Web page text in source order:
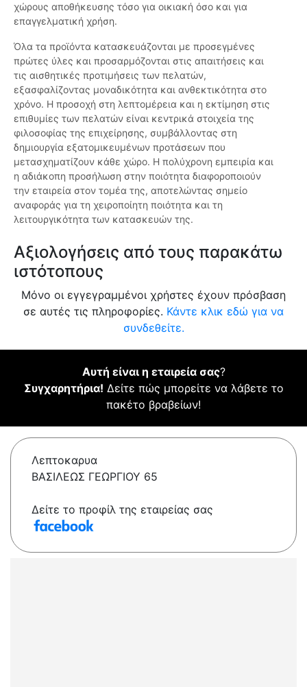
χώρους αποθήκευσης τόσο για οικιακή όσο και για
επαγγελματική χρήση.
Όλα τα προϊόντα κατασκευάζονται με προσεγμένες
πρώτες ύλες και προσαρμόζονται στις απαιτήσεις και
τις αισθητικές προτιμήσεις των πελατών,
εξασφαλίζοντας μοναδικότητα και ανθεκτικότητα στο
χρόνο. Η προσοχή στη λεπτομέρεια και η εκτίμηση στις
επιθυμίες των πελατών είναι κεντρικά στοιχεία της
φιλοσοφίας της επιχείρησης, συμβάλλοντας στη
δημιουργία εξατομικευμένων προτάσεων που
μετασχηματίζουν κάθε χώρο. Η πολύχρονη εμπειρία και
η αδιάκοπη προσήλωση στην ποιότητα διαφοροποιούν
την εταιρεία στον τομέα της, αποτελώντας σημείο
αναφοράς για τη χειροποίητη ποιότητα και τη
λειτουργικότητα των κατασκευών της.
Αξιολογήσεις από τους παρακάτω
ιστότοπους
Μόνο οι εγγεγραμμένοι χρήστες έχουν πρόσβαση
σε αυτές τις πληροφορίες. Κάντε κλικ εδώ για να
συνδεθείτε.
Αυτή είναι η εταιρεία σας?
Συγχαρητήρια! Δείτε πώς μπορείτε να λάβετε το
πακέτο βραβείων!
Λεπτοκαρυα
ΒΑΣΙΛΕΩΣ ΓΕΩΡΓΙΟΥ 65
Δείτε το προφίλ της εταιρείας σας